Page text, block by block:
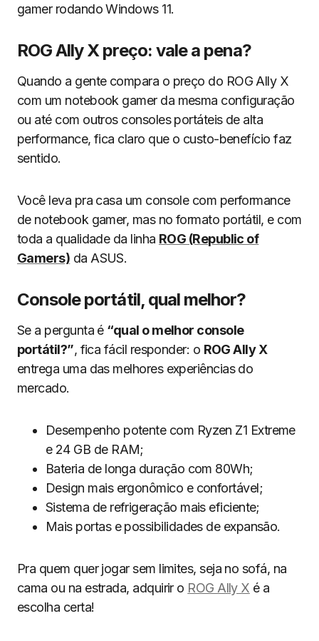
gamer rodando Windows 11.
ROG Ally X preço: vale a pena?
Quando a gente compara o preço do ROG Ally X
com um notebook gamer da mesma configuração
ou até com outros consoles portáteis de alta
performance, fica claro que o custo-benefício faz
sentido.
Você leva pra casa um console com performance
de notebook gamer, mas no formato portátil, e com
toda a qualidade da linha ROG (Republic of
Gamers) da ASUS.
Console portátil, qual melhor?
Se a pergunta é “qual o melhor console
portátil?”, fica fácil responder: o ROG Ally X
entrega uma das melhores experiências do
mercado.
Desempenho potente com Ryzen Z1 Extreme
e 24 GB de RAM;
Bateria de longa duração com 80Wh;
Design mais ergonômico e confortável;
Sistema de refrigeração mais eficiente;
Mais portas e possibilidades de expansão.
Pra quem quer jogar sem limites, seja no sofá, na
cama ou na estrada, adquirir o ROG Ally X é a
escolha certa!